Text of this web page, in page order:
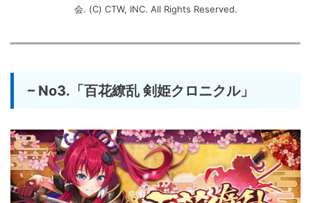
会. (C) CTW, INC. All Rights Reserved.
– No3.「百花繚乱 剣姫クロニクル」